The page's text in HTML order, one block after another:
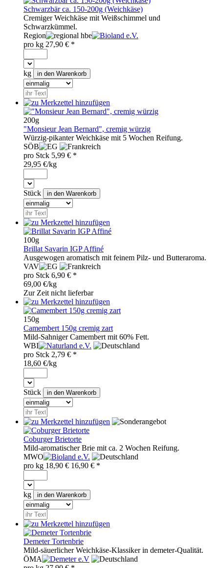
Schwarzbär ca. 150-200g (Weichkäse)
Cremiger Weichkäse mit Weißschimmel und
Schwarzkümmel.
Region
hbe
pro kg 27,90 € *
kg
200g
"Monsieur Jean Bernard", cremig würzig
Würzig-pikanter Weichkäse mit 5 Wochen Reifung.
SÖB
pro Stck 5,99 € *
29,95 €/kg
Stück
100g
Brillat Savarin IGP Affiné
Ausgewogen aromatisch mit feinem Pilz- und Butteraroma.
VAV
pro Stck 6,90 € *
69,00 €/kg
Zur Zeit nicht lieferbar
150g
Camembert 150g cremig zart
Mild-Sahniger Camembert mit 60% Fett.
WBI
pro Stck 2,79 € *
18,60 €/kg
Stück
Coburger Brietorte
Mild-aromatischer Brie mit ca. 2 Wochen Reifung.
MWO
pro kg 18,90 € 16,90 € *
kg
Demeter Tortenbrie
Mild-säuerlicher Weichkäse-Klassiker in demeter-Qualität.
ÖMA